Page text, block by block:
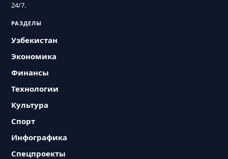
24/7.
РАЗДЕЛЫ
Узбекистан
Экономика
Финансы
Технологии
Культура
Спорт
Инфографика
Спецпроекты